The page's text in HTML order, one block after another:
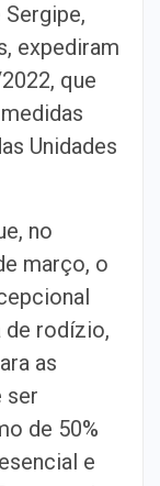
expediram
que
Unidades
no
março, o
de rodízio,
as
ser
de 50%
e